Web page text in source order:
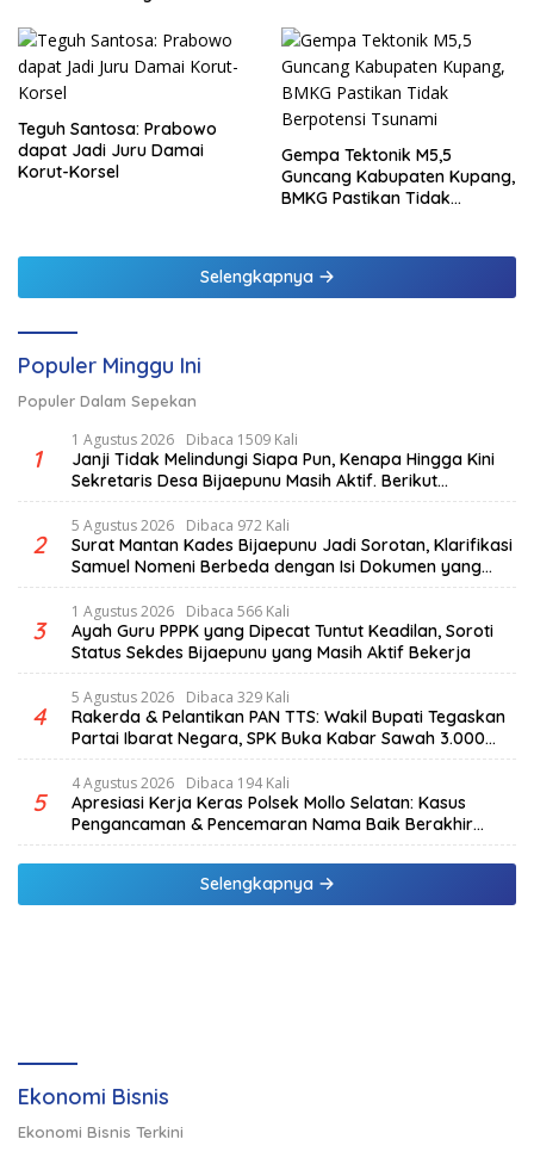
Teguh Santosa: Prabowo
dapat Jadi Juru Damai
Korut-Korsel
Gempa Tektonik M5,5
Guncang Kabupaten Kupang,
BMKG Pastikan Tidak
Selengkapnya
Populer Minggu Ini
Populer Dalam Sepekan
1
1 Agustus 2026 Dibaca 1509 Kali
Janji Tidak Melindungi Siapa Pun, Kenapa Hingga Kini
Sekretaris Desa Bijaepunu Masih Aktif. Berikut
penjelasan Ketua Komisi I DPRD TTS.
2
5 Agustus 2026 Dibaca 972 Kali
Surat Mantan Kades Bijaepunu Jadi Sorotan, Klarifikasi
Samuel Nomeni Berbeda dengan Isi Dokumen yang
Beredar
3
1 Agustus 2026 Dibaca 566 Kali
Ayah Guru PPPK yang Dipecat Tuntut Keadilan, Soroti
Status Sekdes Bijaepunu yang Masih Aktif Bekerja
4
5 Agustus 2026 Dibaca 329 Kali
Rakerda & Pelantikan PAN TTS: Wakil Bupati Tegaskan
Partai Ibarat Negara, SPK Buka Kabar Sawah 3.000
Hektar & Larangan Politik Uang
5
4 Agustus 2026 Dibaca 194 Kali
Apresiasi Kerja Keras Polsek Mollo Selatan: Kasus
Pengancaman & Pencemaran Nama Baik Berakhir
Damai
Selengkapnya
Ekonomi Bisnis
Ekonomi Bisnis Terkini